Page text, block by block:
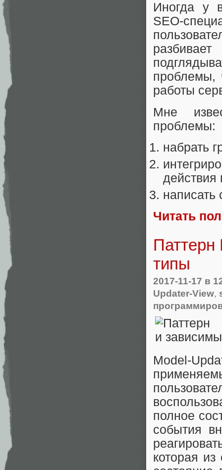
Иногда у
SEO-
проблемы,
работы
Мне
проблемы:
набрать
действия
написать
Читать
Паттерн
типы
2017-11-17 в
Updater-View,
Model-
полное
события
которая